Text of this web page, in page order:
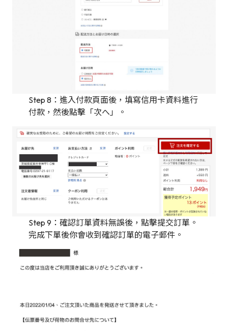
Step 8：進入付款頁面後，填寫信用卡資料進行
付款，然後點擊「次へ」。
Step 9：確認訂單資料無誤後，點擊提交訂單。
完成下單後你會收到確認訂單的電子郵件。